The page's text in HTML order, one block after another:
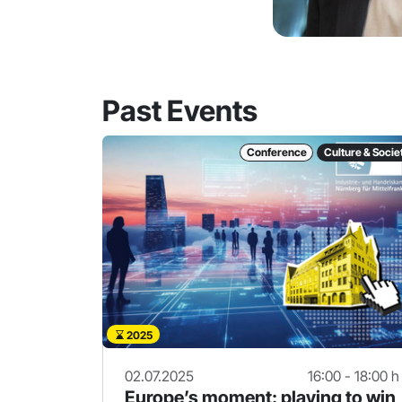
Past Events
Conference Culture &
2025
02.07.2025 16:00 - 18:00 h